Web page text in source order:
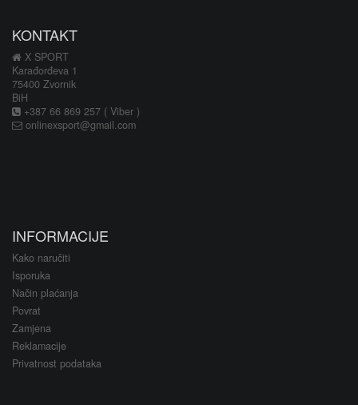
KONTAKT
X SPORT
Karađorđeva 1
75400 Zvornik
BiH
+387 66 869 257 ( Viber )
onlinexsport@gmail.com
INFORMACIJE
Kako naručiti
Isporuka
Način plaćanja
Povrat
Zamjena
Reklamacije
Privatnost podataka